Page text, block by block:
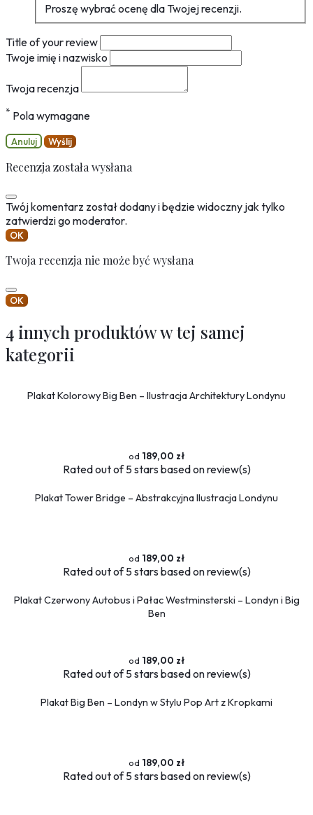
Proszę wybrać ocenę dla Twojej recenzji.
Title of your review
Twoje imię i nazwisko
Twoja recenzja
* Pola wymagane
Anuluj Wyślij
Recenzja została wysłana
Twój komentarz został dodany i będzie widoczny jak tylko
zatwierdzi go moderator.
OK
Twoja recenzja nie może być wysłana
OK
4 innych produktów w tej samej
kategorii
Plakat Kolorowy Big Ben – Ilustracja Architektury Londynu
189,00 zł
Ratedout of 5 stars based onreview(s)
Plakat Tower Bridge – Abstrakcyjna Ilustracja Londynu
189,00 zł
Ratedout of 5 stars based onreview(s)
Plakat Czerwony Autobus i Pałac Westminsterski – Londyn i Big
Ben
189,00 zł
Ratedout of 5 stars based onreview(s)
Plakat Big Ben – Londyn w Stylu Pop Art z Kropkami
189,00 zł
Ratedout of 5 stars based onreview(s)